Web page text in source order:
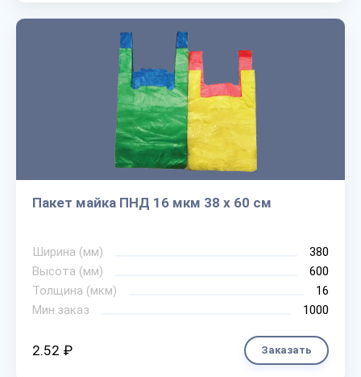
Пакет майка ПНД 16 мкм 38 х 60 см
Ширина (мм)
380
Высота (мм)
600
Толщина (мкм)
16
Мин.заказ
1000
2.52 ₽ Заказать